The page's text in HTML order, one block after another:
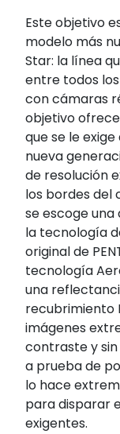
Este objetivo
modelo más
Star: la línea
entre todos los
con cámaras
objetivo
que se le
nueva
de resolución
los bordes del
se escoge
la tecnología
original de
tecnología
una
recubrimiento
imágenes
contraste y
a prueba de
lo hace
para disparar
exigentes.